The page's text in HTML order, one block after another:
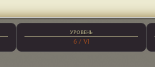
УРОВЕНЬ
6 / VI